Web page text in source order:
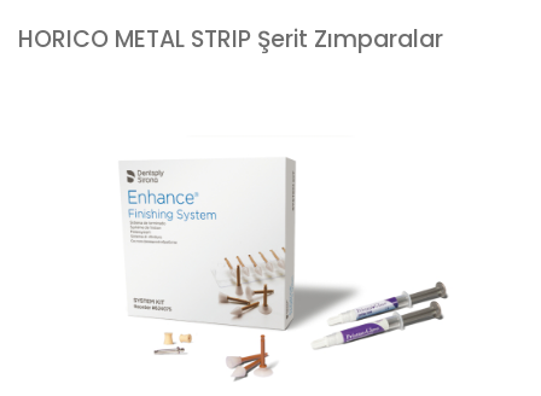
HORICO METAL STRIP Şerit Zımparalar